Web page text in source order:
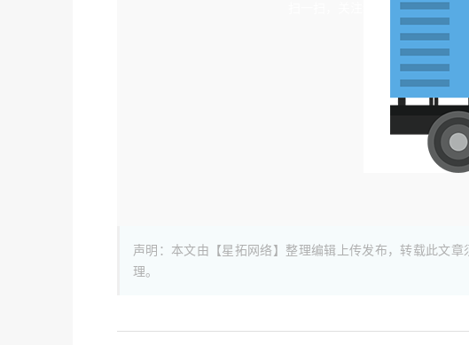
声明：本文由【星拓网络】整理编辑上传发布，转载此文
理。